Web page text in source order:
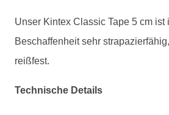
Unser Kintex Classic Tape 5 cm ist
Beschaffenheit sehr
reißfest.
Technische Details